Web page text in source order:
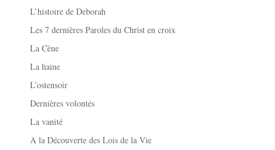
L’histoire de Deborah
Les 7 dernières Paroles du Christ en croix
La Cène
La haine
L’ostensoir
Dernières volontés
La vanité
A la Découverte des Lois de la Vie